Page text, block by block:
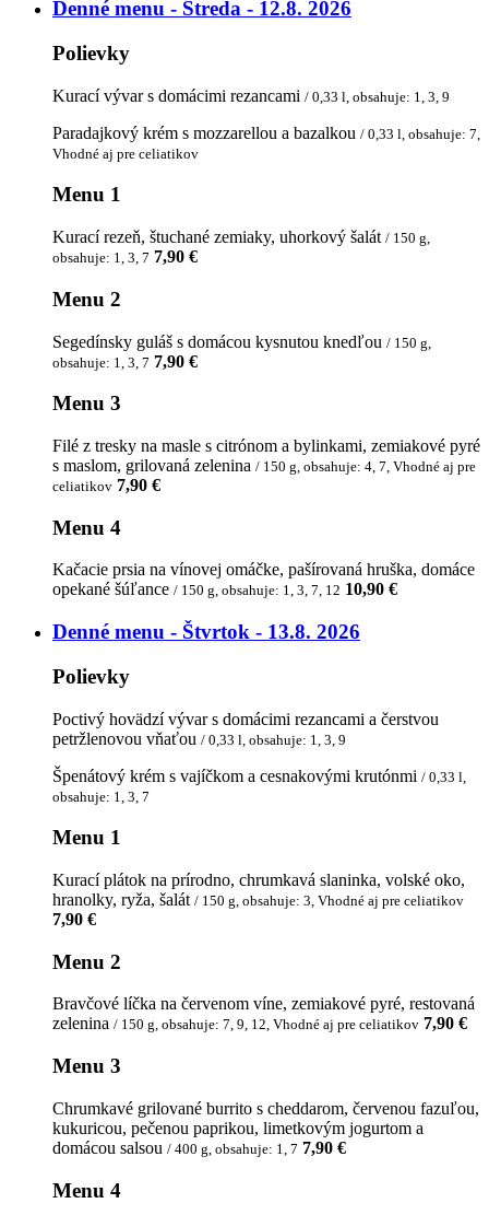
Denné menu - Streda - 12.8. 2026
Polievky
Kurací vývar s domácimi rezancami / 0,33 l, obsahuje: 1, 3, 9
Paradajkový krém s mozzarellou a bazalkou / 0,33 l, obsahuje: 7,
Vhodné aj pre celiatikov
Menu 1
Kurací rezeň, štuchané zemiaky, uhorkový šalát / 150 g,
obsahuje: 1, 3, 7 7,90 €
Menu 2
Segedínsky guláš s domácou kysnutou knedľou / 150 g,
obsahuje: 1, 3, 7 7,90 €
Menu 3
Filé z tresky na masle s citrónom a bylinkami, zemiakové pyré
s maslom, grilovaná zelenina / 150 g, obsahuje: 4, 7, Vhodné aj pre
celiatikov 7,90 €
Menu 4
Kačacie prsia na vínovej omáčke, pašírovaná hruška, domáce
opekané šúľance / 150 g, obsahuje: 1, 3, 7, 12 10,90 €
Denné menu - Štvrtok - 13.8. 2026
Polievky
Poctivý hovädzí vývar s domácimi rezancami a čerstvou
petržlenovou vňaťou / 0,33 l, obsahuje: 1, 3, 9
Špenátový krém s vajíčkom a cesnakovými krutónmi / 0,33 l,
obsahuje: 1, 3, 7
Menu 1
Kurací plátok na prírodno, chrumkavá slaninka, volské oko,
hranolky, ryža, šalát / 150 g, obsahuje: 3, Vhodné aj pre celiatikov
7,90 €
Menu 2
Bravčové líčka na červenom víne, zemiakové pyré, restovaná
zelenina / 150 g, obsahuje: 7, 9, 12, Vhodné aj pre celiatikov 7,90 €
Menu 3
Chrumkavé grilované burrito s cheddarom, červenou fazuľou,
kukuricou, pečenou paprikou, limetkovým jogurtom a
domácou salsou / 400 g, obsahuje: 1, 7 7,90 €
Menu 4